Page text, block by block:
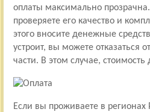
оплаты максимально
проверяете его качество и
этого вносите денежные
устроит, вы можете отказаться
части. В этом случае,
Если вы проживаете в